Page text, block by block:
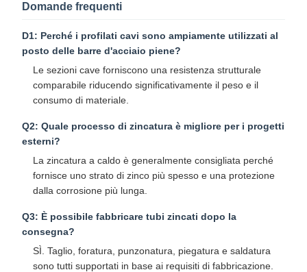
Domande frequenti
D1: Perché i profilati cavi sono ampiamente utilizzati al
posto delle barre d'acciaio piene?
Le sezioni cave forniscono una resistenza strutturale
comparabile riducendo significativamente il peso e il
consumo di materiale.​
Q2: Quale processo di zincatura è migliore per i progetti
esterni?
La zincatura a caldo è generalmente consigliata perché
fornisce uno strato di zinco più spesso e una protezione
dalla corrosione più lunga.​
Q3: È possibile fabbricare tubi zincati dopo la
consegna?
SÌ. Taglio, foratura, punzonatura, piegatura e saldatura
sono tutti supportati in base ai requisiti di fabbricazione.​